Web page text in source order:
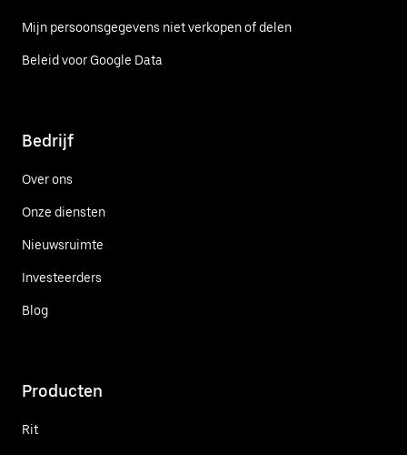
Mijn persoonsgegevens niet verkopen of delen
Beleid voor Google Data
Bedrijf
Over ons
Onze diensten
Nieuwsruimte
Investeerders
Blog
Producten
Rit